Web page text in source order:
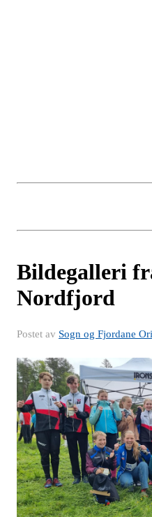
Bildegalleri
Nordfjord
Postet av Sogn og Fjordane